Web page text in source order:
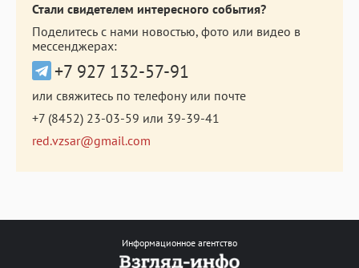
Стали свидетелем интересного события?
Поделитесь с нами новостью, фото или видео в
мессенджерах:
+7 927 132-57-91
или свяжитесь по телефону или почте
+7 (8452) 23-03-59 или 39-39-41
red.vzsar@gmail.com
Информационное агентство